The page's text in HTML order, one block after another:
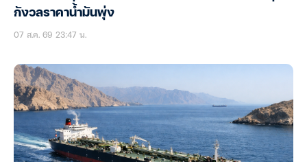
กังวลราคาน้ำมันพุ่ง
07 ส.ค. 69 23:47 น.